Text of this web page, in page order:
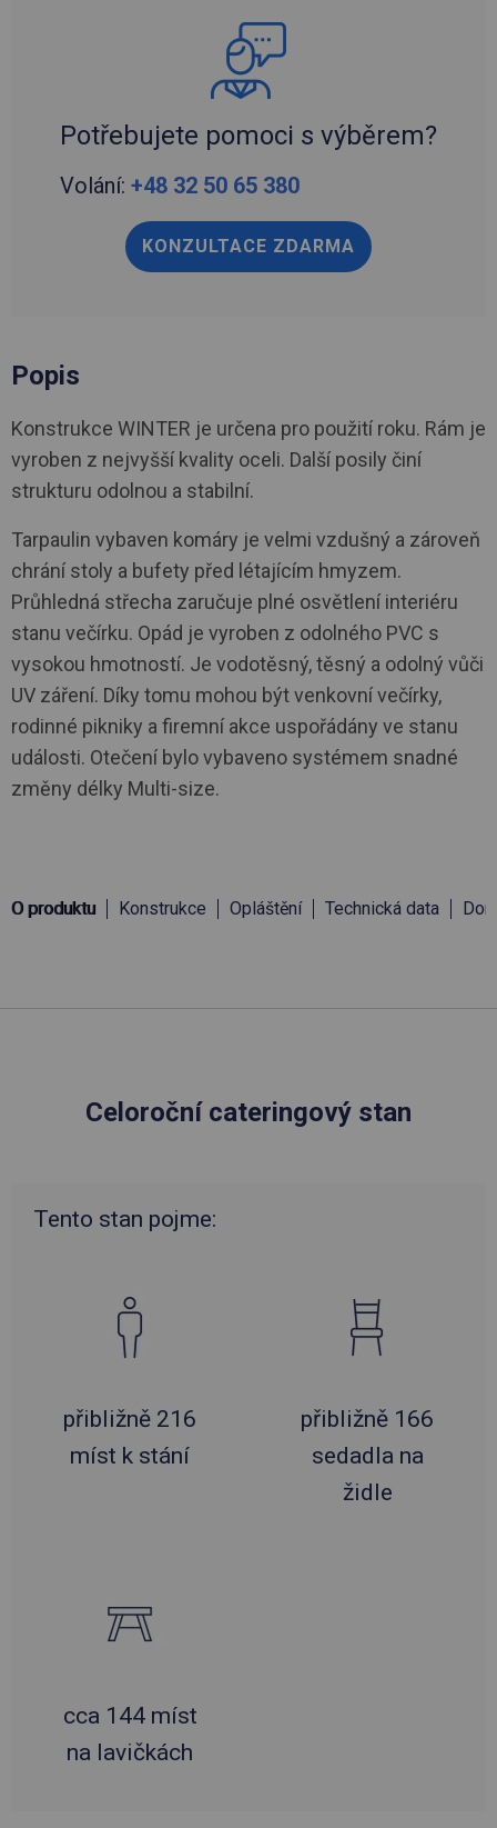
Potřebujete pomoci s výběrem?
Volání: +48 32 50 65 380
KONZULTACE ZDARMA
Popis
Konstrukce WINTER je určena pro použití roku. Rám je
vyroben z nejvyšší kvality oceli. Další posily činí
strukturu odolnou a stabilní.
Tarpaulin vybaven komáry je velmi vzdušný a zároveň
chrání stoly a bufety před létajícím hmyzem.
Průhledná střecha zaručuje plné osvětlení interiéru
stanu večírku. Opád je vyroben z odolného PVC s
vysokou hmotností. Je vodotěsný, těsný a odolný vůči
UV záření. Díky tomu mohou být venkovní večírky,
rodinné pikniky a firemní akce uspořádány ve stanu
události. Otečení bylo vybaveno systémem snadné
změny délky Multi-size.
O produktu Konstrukce Opláštění Technická data
Celoroční cateringový stan
Tento stan pojme:
přibližně 216
míst k stání
přibližně 166
sedadla na
židle
cca 144 míst
na lavičkách